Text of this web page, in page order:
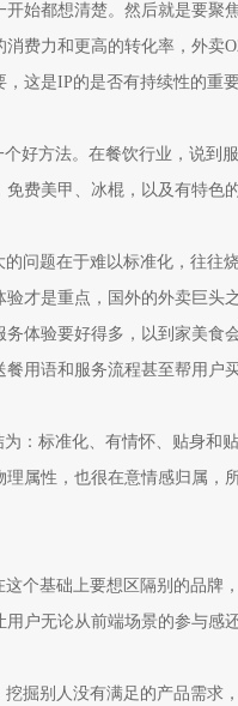
始都想清楚。然后就是要聚
费力和更高的转化率，外卖
这是IP的是否有持续性的重要
方法。在餐饮行业，说到
费美甲、冰棍，以及有特色
题在于难以标准化，往往
才是重点，国外的外卖巨头
体验要好得多，以到家美食
用语和服务流程甚至帮用户
标准化、有情怀、贴身和
属性，也很在意情感归属，
基础上要想区隔别的品牌
户无论从前端场景的参与感
别人没有满足的产品需求